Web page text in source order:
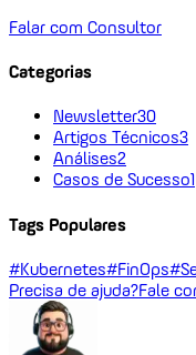
Falar com Consultor
Categorias
Newsletter30
Artigos Técnicos3
Análises2
Casos de Sucesso1
Tags Populares
#Kubernetes#FinOps
Precisa de ajuda?Fale